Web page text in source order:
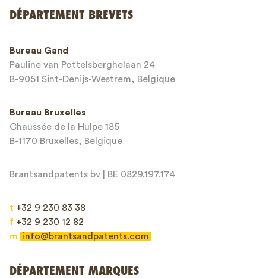
Adresse email*
Message*
DÉPARTEMENT BREVETS
Bureau Gand
Pauline van Pottelsberghelaan 24
B-9051 Sint-Denijs-Westrem, Belgique
Bureau Bruxelles
Chaussée de la Hulpe 185
B-1170 Bruxelles, Belgique
Brantsandpatents bv | BE 0829.197.174
t +32 9 230 83 38
f +32 9 230 12 82
m
info@brantsandpatents.com
DÉPARTEMENT MARQUES